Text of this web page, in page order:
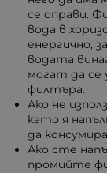
се оправи.
вода в
енергично,
водата
могат да се
филтъра.
Ако не
като я
да
Ако сте
промийте